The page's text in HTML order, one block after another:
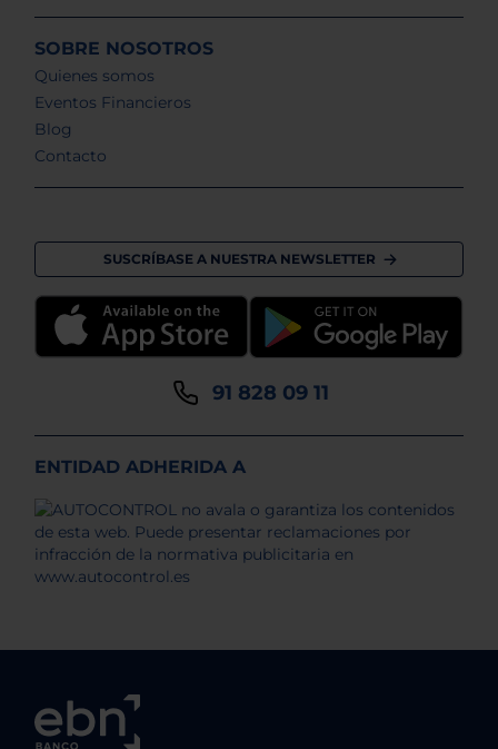
SOBRE NOSOTROS
Quienes somos
Eventos Financieros
Blog
Contacto
SUSCRÍBASE A NUESTRA NEWSLETTER
91 828 09 11
ENTIDAD ADHERIDA A